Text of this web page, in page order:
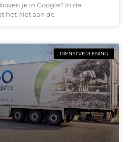
je in Google? In de
het niet aan de
DIENSTVERLENING